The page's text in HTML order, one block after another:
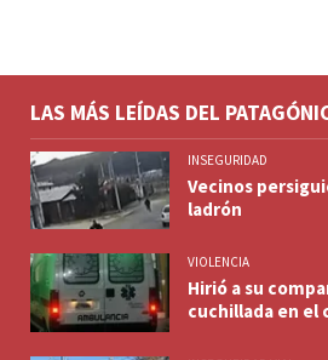
LAS MÁS LEÍDAS DEL
INSEGURIDAD
Vecinos
ladrón
VIOLENCIA
Hirió a su
cuchillada en el